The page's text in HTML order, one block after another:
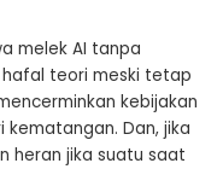
melek AI tanpa
teori meski tetap
kebijakan
Dan, jika
heran jika suatu saat